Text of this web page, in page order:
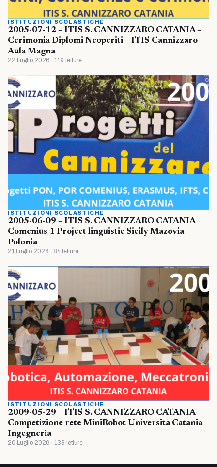
ISTITUZIONI SCOLASTICHE
2005-07-12 – ITIS S. CANNIZZARO CATANIA –
Cerimonia Diplomi Neoperiti – ITIS Cannizzaro
Aula Magna
22 Luglio 2026 · 119 letture
ISTITUZIONI SCOLASTICHE
2005-06-09 – ITIS S. CANNIZZARO CATANIA
Comenius 1 Project linguistic Sicily Mazovia
Polonia
21 Luglio 2026 · 84 letture
ISTITUZIONI SCOLASTICHE
2009-05-29 – ITIS S. CANNIZZARO CATANIA
Competizione rete MiniRobot Universita Catania
Ingegneria
20 Luglio 2026 · 133 letture